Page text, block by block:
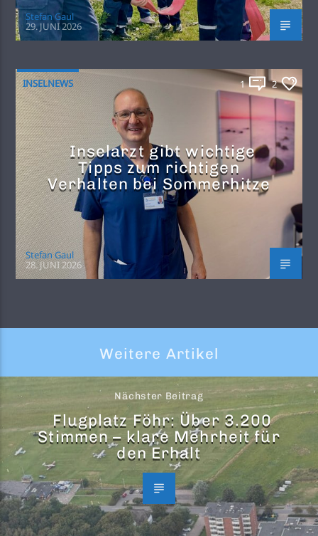
Stefan Gaul
29. JUNI 2026
INSELNEWS 1 2
Inselarzt gibt wichtige
Tipps zum richtigen
Verhalten bei Sommerhitze
Stefan Gaul
28. JUNI 2026
Weitere Artikel
Nächster Beitrag
Flugplatz Föhr: Über 3.200
Stimmen – klare Mehrheit für
den Erhalt